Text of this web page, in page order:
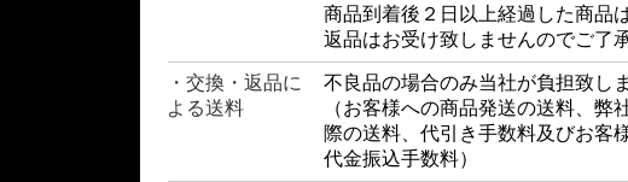
商品到着後２日以上経過した商品
返品はお受け致しませんのでご了
・交換・返品に
よる送料
不良品の場合のみ当社が負担致し
（お客様への商品発送の送料、弊
際の送料、代引き手数料及びお客
代金振込手数料）